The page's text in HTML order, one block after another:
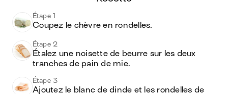
Étape 1
Coupez le chèvre en rondelles.
Étape 2
Étalez une noisette de beurre sur les deux
tranches de pain de mie.
Étape 3
Ajoutez le blanc de dinde et les rondelles de